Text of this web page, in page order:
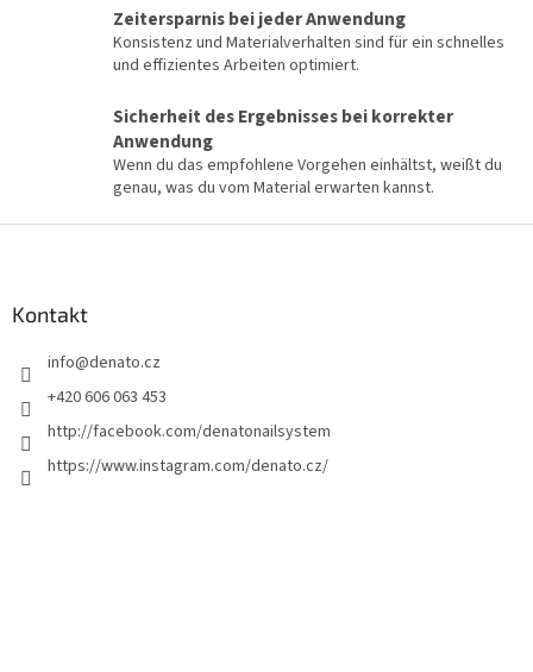
r
L
i
e
Zeitersparnis bei jeder Anwendung
Konsistenz und Materialverhalten sind für ein schnelles
und effizientes Arbeiten optimiert.
Sicherheit des Ergebnisses bei korrekter
Anwendung
Wenn du das empfohlene Vorgehen einhältst, weißt du
genau, was du vom Material erwarten kannst.
Kontakt
info@denato.cz
+420 606 063 453
http://facebook.com/denatonailsystem
https://www.instagram.com/denato.cz/